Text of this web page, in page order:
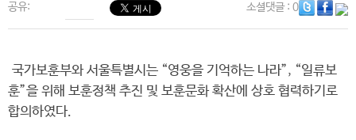
공유: 소셜댓글: 0
국가보훈부와 서울특별시는 “영웅을 기억하는 나라”, “일류보
훈”을 위해 보훈정책 추진 및 보훈문화 확산에 상호 협력하기로
합의하였다.